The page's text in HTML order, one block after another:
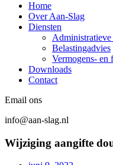
Home
Over Aan-Slag
Diensten
Belastingadvies
Vermogens- en
Downloads
Contact
Email ons
info@aan-slag.nl
Wijziging aangifte